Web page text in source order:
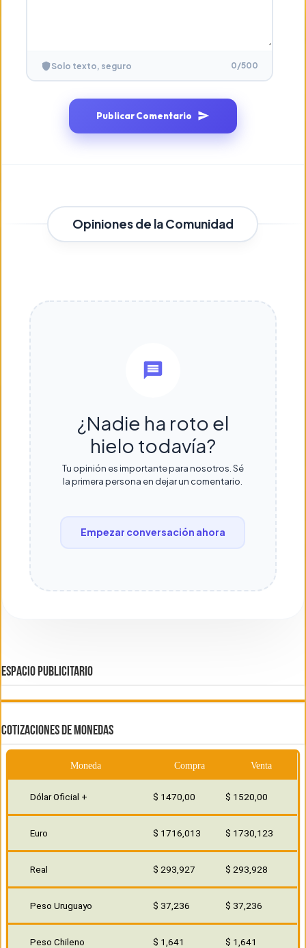
Solo texto, seguro 0/500
Publicar Comentario
Opiniones de la Comunidad
¿Nadie ha roto el
hielo todavía?
Tu opinión es importante para nosotros. Sé
la primera persona en dejar un comentario.
Empezar conversación ahora
ESPACIO PUBLICITARIO
COTIZACIONES DE MONEDAS
Moneda Compra Venta
Dólar Oficial + $ 1470,00 $ 1520,00
Euro $ 1716,013 $ 1730,123
Real $ 293,927 $ 293,928
Peso Uruguayo $ 37,236 $ 37,236
Peso Chileno $ 1,641 $ 1,641